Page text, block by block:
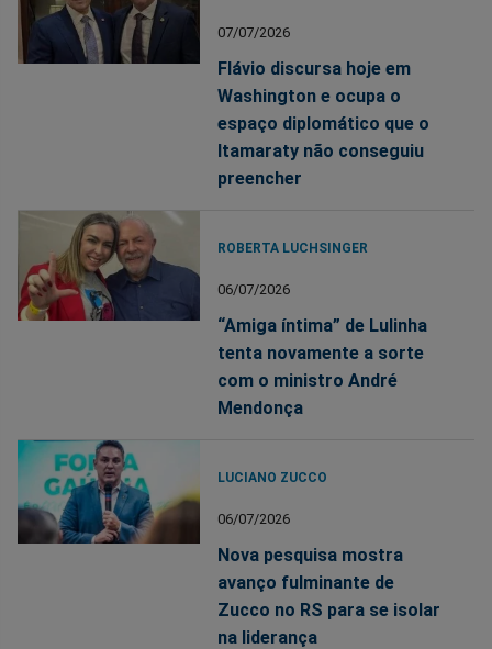
07/07/2026
Flávio discursa hoje em
Washington e ocupa o
espaço diplomático que o
Itamaraty não conseguiu
preencher
ROBERTA LUCHSINGER
06/07/2026
“Amiga íntima” de Lulinha
tenta novamente a sorte
com o ministro André
Mendonça
LUCIANO ZUCCO
06/07/2026
Nova pesquisa mostra
avanço fulminante de
Zucco no RS para se isolar
na liderança